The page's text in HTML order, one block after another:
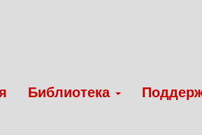
Библиотека